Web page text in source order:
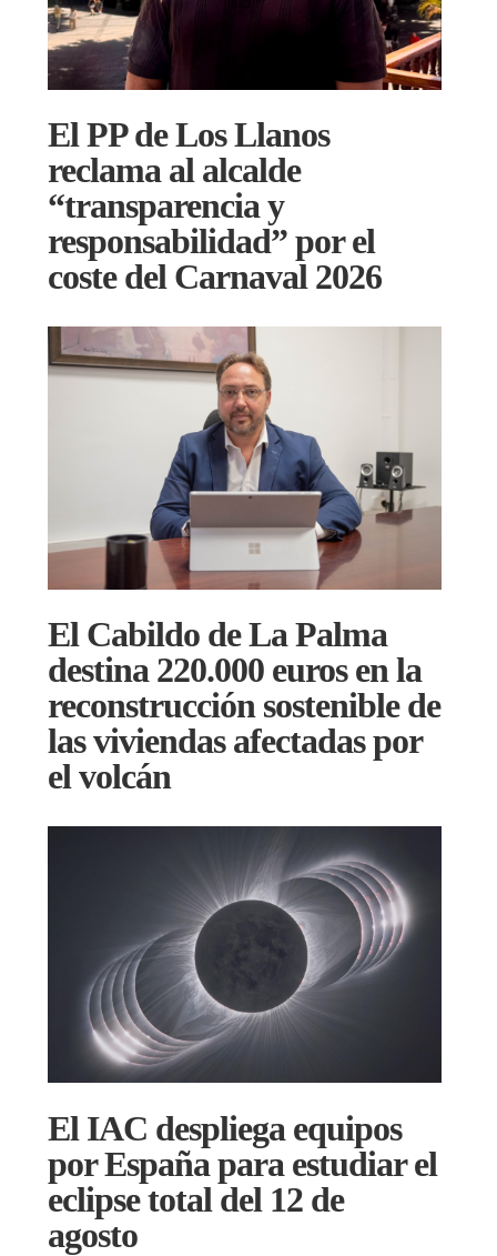
El PP de Los Llanos
reclama al alcalde
“transparencia y
responsabilidad” por el
coste del Carnaval 2026
El Cabildo de La Palma
destina 220.000 euros en la
reconstrucción sostenible de
las viviendas afectadas por
el volcán
El IAC despliega equipos
por España para estudiar el
eclipse total del 12 de
agosto